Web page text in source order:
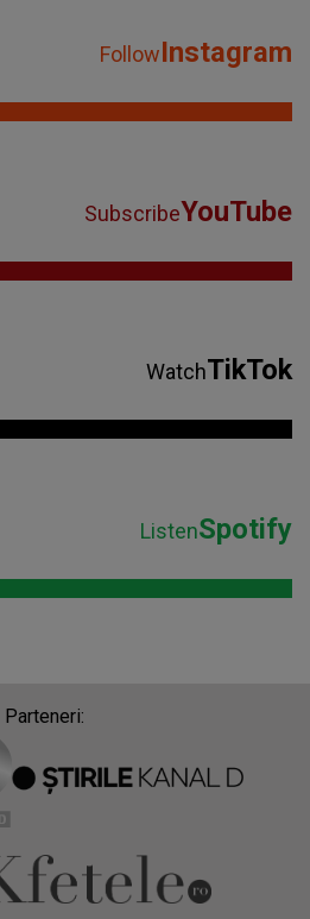
FollowInstagram
SubscribeYouTube
WatchTikTok
ListenSpotify
Parteneri: